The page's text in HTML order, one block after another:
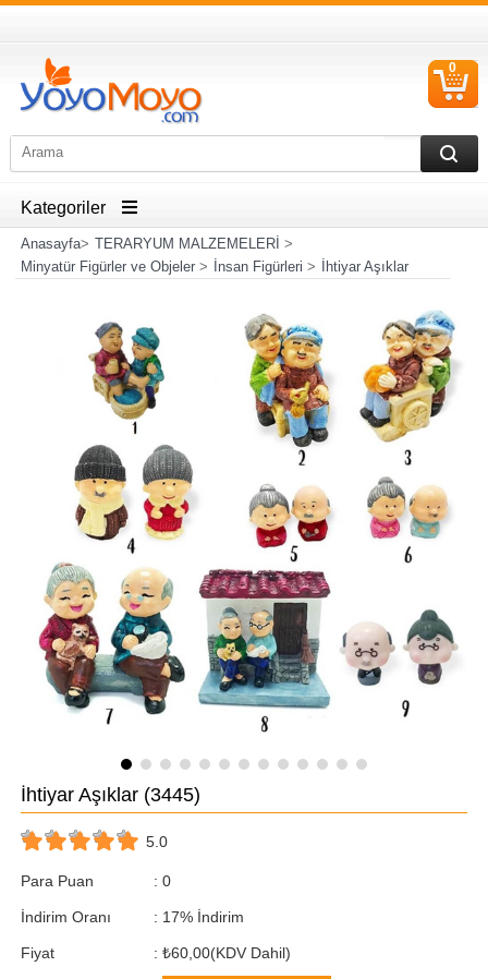
0
Kategoriler
Anasayfa> TERARYUM MALZEMELERİ >
Minyatür Figürler ve Objeler> İnsan Figürleri > İhtiyar Aşıklar
İhtiyar Aşıklar (3445)
5.0
Para Puan : 0
İndirim Oranı : %
17 İndirim
Fiyat : ₺60,00(KDV Dahil)